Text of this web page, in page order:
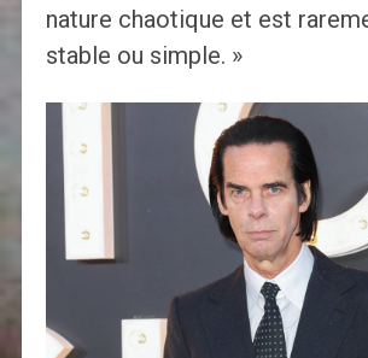
nature chaotique et est
stable ou simple. »